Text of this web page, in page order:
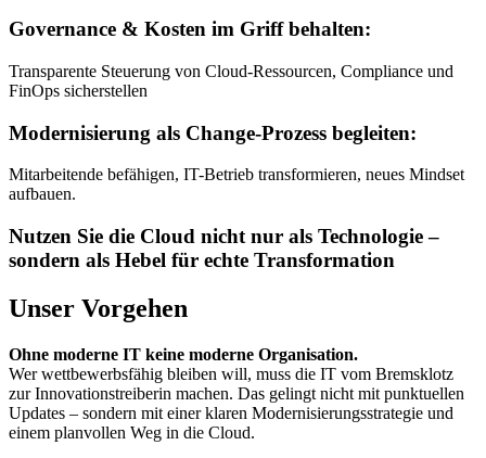
Governance & Kosten im Griff behalten:
Transparente Steuerung von Cloud-Ressourcen, Compliance und
FinOps sicherstellen
Modernisierung als Change-Prozess begleiten:
Mitarbeitende befähigen, IT-Betrieb transformieren, neues Mindset
aufbauen.
Nutzen Sie die Cloud nicht nur als Technologie –
sondern als Hebel für echte Transformation
Unser Vorgehen
Ohne moderne IT keine moderne Organisation.
Wer wettbewerbsfähig bleiben will, muss die IT vom Bremsklotz
zur Innovationstreiberin machen. Das gelingt nicht mit punktuellen
Updates – sondern mit einer klaren Modernisierungsstrategie und
einem planvollen Weg in die Cloud.